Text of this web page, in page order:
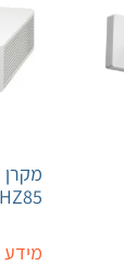
מידע